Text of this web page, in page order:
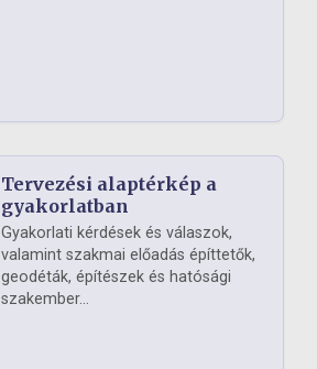
Tervezési alaptérkép a
gyakorlatban
Gyakorlati kérdések és válaszok,
valamint szakmai előadás építtetők,
geodéták, építészek és hatósági
szakember...